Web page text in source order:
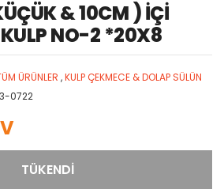
& 10CM ) İÇİ
KULP NO-2 *20X8
ÜRÜNLER ,KULP ÇEKMECE & DOLAP SÜLÜN
0722
TÜKENDİ